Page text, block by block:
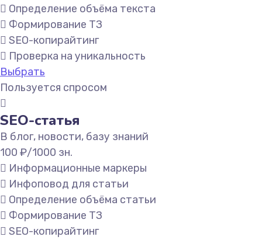
Определение объёма текста
Формирование ТЗ
SEO-копирайтинг
Проверка на уникальность
Выбрать
Пользуется спросом
SEO-статья
В блог, новости, базу знаний
100 ₽/1000 зн.
Информационные маркеры
Инфоповод для статьи
Определение объёма статьи
Формирование ТЗ
SEO-копирайтинг